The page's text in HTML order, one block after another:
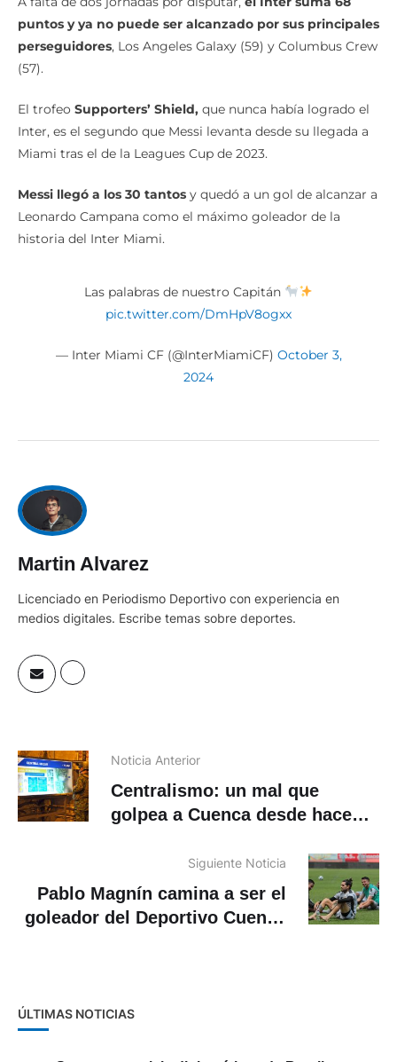
puntos y ya no puede ser alcanzado por sus principales
perseguidores, Los Angeles Galaxy (59) y Columbus Crew
(57).
El trofeo Supporters’ Shield, que nunca había logrado el
Inter, es el segundo que Messi levanta desde su llegada a
Miami tras el de la Leagues Cup de 2023.
Messi llegó a los 30 tantos y quedó a un gol de alcanzar a
Leonardo Campana como el máximo goleador de la
historia del Inter Miami.
Las palabras de nuestro Capitán
pic.twitter.com/DmHpV8ogxx
— Inter Miami CF (@InterMiamiCF) October 3,
2024
Martin Alvarez
Licenciado en Periodismo Deportivo con experiencia en
medios digitales. Escribe temas sobre deportes.
Noticia Anterior
Centralismo: un mal que
golpea a Cuenca desde hace
Siguiente Noticia
Pablo Magnín camina a ser el
goleador del Deportivo Cuenca
ÚLTIMAS NOTICIAS